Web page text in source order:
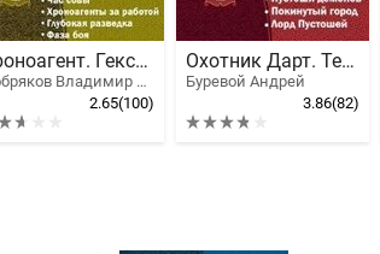
Хроноагент. Гексалогия
Добряков Владимир Александрович, Калачев Александр
2.65(100)
Охотник Дарт. Тетралогия
Буревой Андрей
3.86(82)